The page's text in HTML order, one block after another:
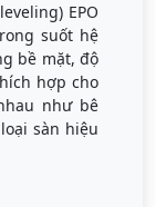
EPO
suốt hệ
bề mặt, độ
hợp cho
như bê
sàn hiệu